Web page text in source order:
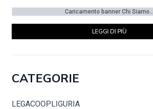
Caricamento banner Chi Siamo...
LEGGI DI PIÙ
CATEGORIE
LEGACOOPLIGURIA